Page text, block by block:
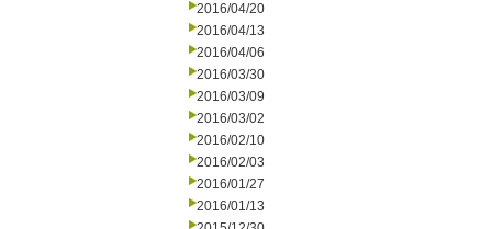
2016/04/20
2016/04/13
2016/04/06
2016/03/30
2016/03/09
2016/03/02
2016/02/10
2016/02/03
2016/01/27
2016/01/13